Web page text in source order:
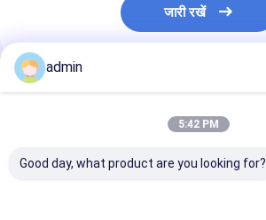
जारी रखें
अनुशंसित उत्पाद
admin
5:42 PM
Good day, what product are you looking for?